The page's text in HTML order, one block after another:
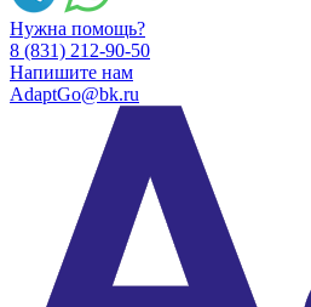
Нужна помощь?
8 (831) 212-90-50
Напишите нам
AdaptGo@bk.ru